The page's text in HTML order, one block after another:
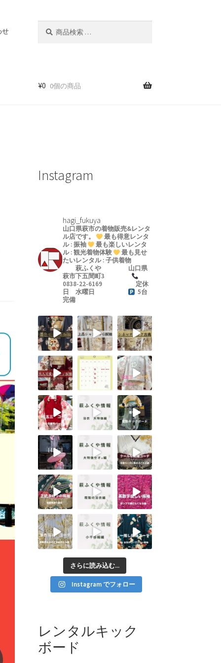
せ
¥0 0個の商品
Instagram
hagi_fukuya
山口県萩市の着物販売&レンタ
ル店です。
最も得意レンタ
ル : 振袖
最も楽しいレンタ
ル : 観光着物体験
最も見せ
たいレンタル : 子供着物
萩ふくや山口県
萩市下五間町3
0838-22-6169定休
日 水曜日
5台
完備
さらに読み込む...
Instagram でフォロー
レンタルキック
ボード